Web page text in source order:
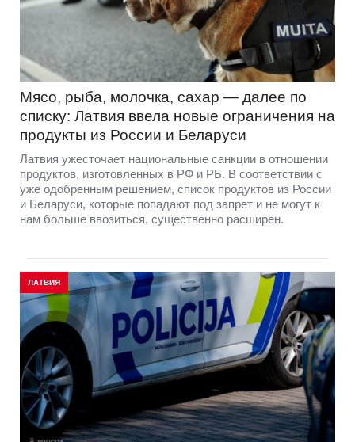
Мясо, рыба, молочка, сахар — далее по
списку: Латвия ввела новые ограничения на
продукты из России и Беларуси
Латвия ужесточает национальные санкции в отношении
продуктов, изготовленных в РФ и РБ. В соответствии с
уже одобренным решением, список продуктов из России
и Беларуси, которые попадают под запрет и не могут к
нам больше ввозиться, существенно расширен.
ЛАТВИЯ